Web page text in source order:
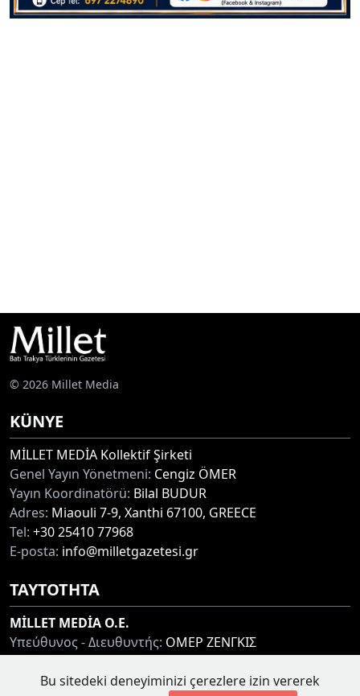
© 2026 Millet Media
KÜNYE
MİLLET MEDİA Kollektif Şirketi
Genel Yayın Yönetmeni: Cengiz ÖMER
Yayın Koordinatörü: Bilal BUDUR
Adres: Miaouli 7-9, Xanthi 67100, GREECE
Tel: +30 25410 77968
E-posta: info@milletgazetesi.gr
ΤΑΥΤΟΤΗΤΑ
MİLLET MEDİA O.E.
Υπεύθυνος - Διευθυντής: ΟΜΕΡ ΖΕΝΓΚΙΣ
Διεύθυνση:ΜΙΑΟΥΛΗ 7-9, ΞΑΝΘΗ 67100
Bu sitedeki deneyiminizi çerezlere izin vererek